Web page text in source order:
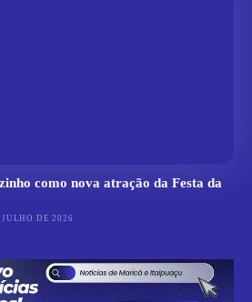
como nova atração da Festa da
JULHO DE 2026